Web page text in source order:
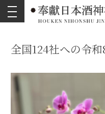
toggle
navigation
全国124社への令